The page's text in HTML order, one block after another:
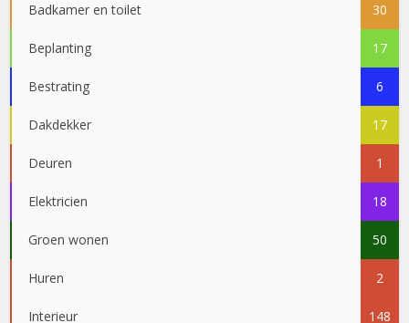
Badkamer en toilet 30
Beplanting 17
Bestrating 6
Dakdekker 17
Deuren 1
Elektricien 18
Groen wonen 50
Huren 2
Interieur 148